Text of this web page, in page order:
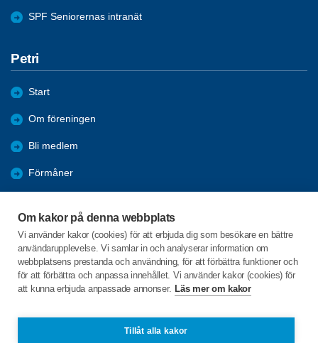
Om kakor på denna webbplats
Vi använder kakor (cookies) för att erbjuda dig som besökare en bättre
användarupplevelse. Vi samlar in och analyserar information om
webbplatsens prestanda och användning, för att förbättra funktioner och
för att förbättra och anpassa innehållet. Vi använder kakor (cookies) för
att kunna erbjuda anpassade annonser. Läs mer om kakor
Tillåt alla kakor
SPF Seniorernas intranät
Petri
Start
Om föreningen
Bli medlem
Förmåner
Bildgalleri
C/o:Roland Andersson